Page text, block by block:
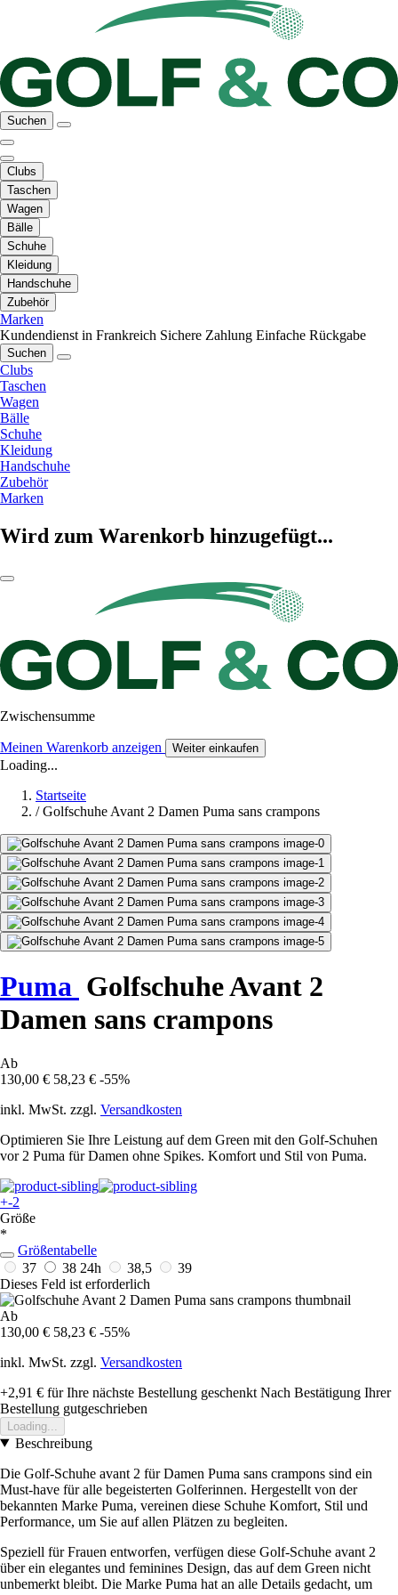
Suchen
Clubs
Taschen
Wagen
Bälle
Schuhe
Kleidung
Handschuhe
Zubehör
Marken
Kundendienst in Frankreich Sichere Zahlung Einfache Rückgabe
Suchen
Clubs
Taschen
Wagen
Bälle
Schuhe
Kleidung
Handschuhe
Zubehör
Marken
Wird zum Warenkorb hinzugefügt...
Zwischensumme
Meinen Warenkorb anzeigen Weiter einkaufen
Loading...
Startseite
/ Golfschuhe Avant 2 Damen Puma sans crampons
Puma Golfschuhe Avant 2
Damen sans crampons
Ab
130,00 € 58,23 € -55%
inkl. MwSt. zzgl. Versandkosten
Optimieren Sie Ihre Leistung auf dem Green mit den Golf-Schuhen
vor 2 Puma für Damen ohne Spikes. Komfort und Stil von Puma.
+-2
Größe
*
Größentabelle
37
38 24h 38,5
39
Dieses Feld ist erforderlich
Ab
130,00 € 58,23 € -55%
inkl. MwSt. zzgl. Versandkosten
+2,91 € für Ihre nächste Bestellung geschenkt Nach Bestätigung Ihrer
Bestellung gutgeschrieben
Loading...
Beschreibung
Die Golf-Schuhe avant 2 für Damen Puma sans crampons sind ein
Must-have für alle begeisterten Golferinnen. Hergestellt von der
bekannten Marke Puma, vereinen diese Schuhe Komfort, Stil und
Performance, um Sie auf allen Plätzen zu begleiten.
Speziell für Frauen entworfen, verfügen diese Golf-Schuhe avant 2
über ein elegantes und feminines Design, das auf dem Green nicht
unbemerkt bleibt. Die Marke Puma hat an alle Details gedacht, um